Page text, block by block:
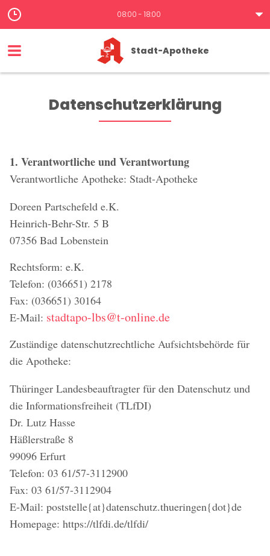
08:00 - 18:00
Stadt-Apotheke
Datenschutzerklärung
1. Verantwortliche und Verantwortung
Verantwortliche Apotheke: Stadt-Apotheke
Doreen Partschefeld e.K.
Heinrich-Behr-Str. 5 B
07356 Bad Lobenstein
Rechtsform: e.K.
Telefon: (036651) 2178
Fax: (036651) 30164
E-Mail: stadtapo-lbs@t-online.de
Zuständige datenschutzrechtliche Aufsichtsbehörde für
die Apotheke:
Thüringer Landesbeauftragter für den Datenschutz und
die Informationsfreiheit (TLfDI)
Dr. Lutz Hasse
Häßlerstraße 8
99096 Erfurt
Telefon: 03 61/57-3112900
Fax: 03 61/57-3112904
E-Mail: poststelle{at}datenschutz.thueringen{dot}de
Homepage: https://tlfdi.de/tlfdi/